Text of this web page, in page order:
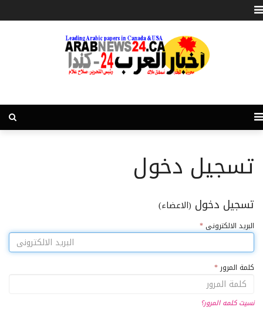
تسجيل دخول
تسجيل دخول (الاعضاء)
البريد الالكترونى *
كلمة المرور *
نسيت كلمه المرور؟